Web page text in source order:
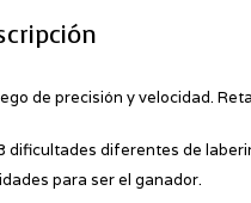
de precisión y velocidad.
dificultades diferentes de
para ser el ganador.